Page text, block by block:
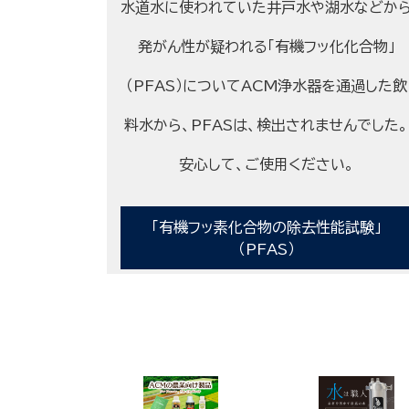
水道水に使われていた井戸水や湖水などか
発がん性が疑われる「有機フッ化化合物」
（PFAS）についてACM浄水器を通過した飲
料水から、PFASは、検出されませんでした。
安心して、ご使用ください。
「有機フッ素化合物の除去性能試験」
（PFAS）